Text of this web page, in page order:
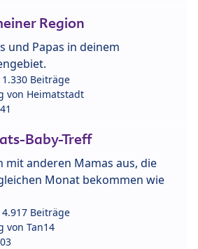
Region
und Papas in deinem
Beiträge
von Heimatstadt
Baby-Treff
mit anderen Mamas aus, die
Monat bekommen wie
Beiträge
von Tan14